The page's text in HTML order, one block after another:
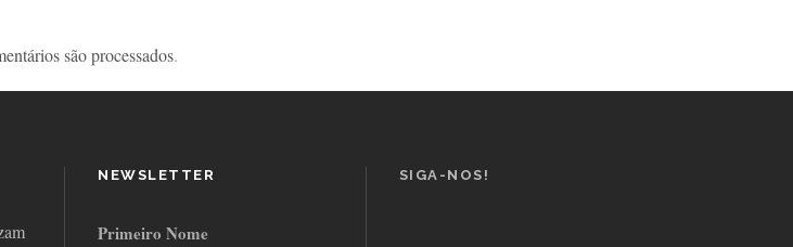
são processados.
NEWSLETTER
Primeiro Nome
SIGA-NOS!